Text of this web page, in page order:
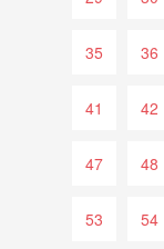
35 36
41 42
47 48
53 54